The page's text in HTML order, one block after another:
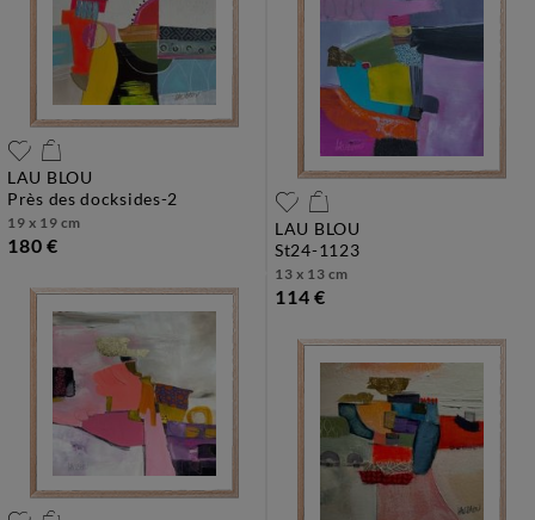
LAU BLOU
près des docksides-2
19 x 19 cm
180 €
LAU BLOU
st24-1123
13 x 13 cm
114 €